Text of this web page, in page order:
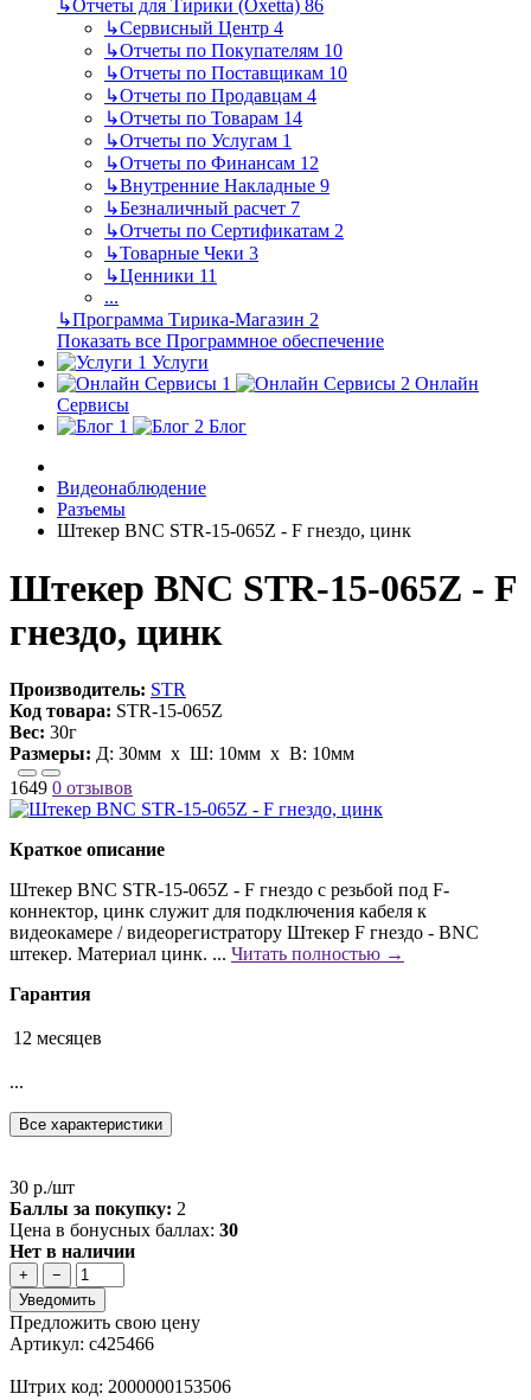
↳Отчеты для Тирики (Oxetta) 86
↳Сервисный Центр 4
↳Отчеты по Покупателям 10
↳Отчеты по Поставщикам 10
↳Отчеты по Продавцам 4
↳Отчеты по Товарам 14
↳Отчеты по Услугам 1
↳Отчеты по Финансам 12
↳Внутренние Накладные 9
↳Безналичный расчет 7
↳Отчеты по Сертификатам 2
↳Товарные Чеки 3
↳Ценники 11
...
↳Программа Тирика-Магазин 2
Показать все Программное обеспечение
Услуги
Онлайн
Сервисы
Блог
Видеонаблюдение
Разъемы
Штекер BNC STR-15-065Z - F гнездо, цинк
Штекер BNC STR-15-065Z - F
гнездо, цинк
Производитель: STR
Код товара: STR-15-065Z
Вес: 30г
Размеры: Д: 30мм х Ш: 10мм x В: 10мм
1649 0 отзывов
Краткое описание
Штекер BNC STR-15-065Z - F гнездо с резьбой под F-
коннектор, цинк служит для подключения кабеля к
видеокамере / видеорегистратору Штекер F гнездо - BNC
штекер. Материал цинк. ... Читать полностью →
Гарантия
12 месяцев
...
Все характеристики
30 р./шт
Баллы за покупку: 2
Цена в бонусных баллах: 30
Нет в наличии
+
−
Уведомить
Предложить свою цену
Артикул: с425466
Штрих код: 2000000153506